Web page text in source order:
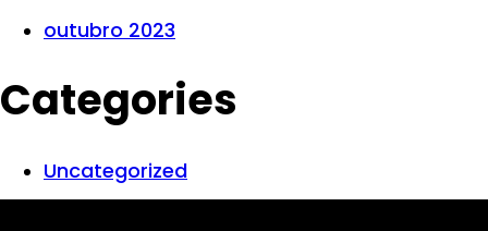
outubro 2023
Categories
Uncategorized